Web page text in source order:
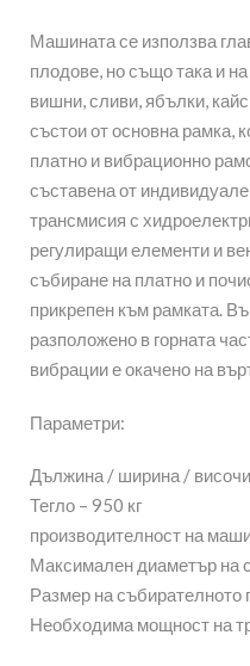
Машината се използва
плодове, но също така и
вишни, сливи, ябълки,
състои от основна рамка,
платно и вибрационно
съставена от
трансмисия с
регулиращи елементи и
събиране на платно и
прикрепен към рамката.
разположено в горната
вибрации е окачено на
Параметри:
Дължина / ширина /
Тегло – 950 кг
производителност на
Максимален диаметър на
Размер на събирателното
Необходима мощност на